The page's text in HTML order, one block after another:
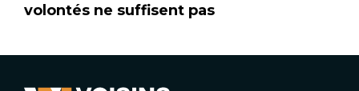
volontés ne suffisent pas